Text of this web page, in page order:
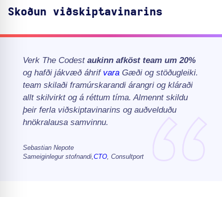
Skoðun viðskiptavinarins
Verk The Codest aukinn afköst team um 20%
og hafði jákvæð áhrif vara Gæði og stöðugleiki.
team skilaði framúrskarandi árangri og kláraði
allt skilvirkt og á réttum tíma. Almennt skildu
þeir ferla viðskiptavinarins og auðvelduðu
hnökralausa samvinnu.
Sebastian Nepote
Sameiginlegur stofnandi,CTO, Consultport